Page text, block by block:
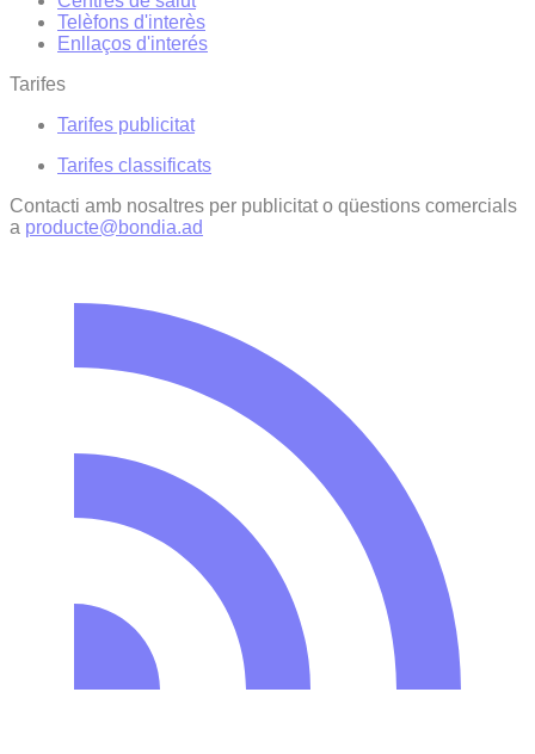
Telèfons d'interès
Enllaços d'interés
Tarifes
Tarifes publicitat
Tarifes classificats
Contacti amb nosaltres per publicitat o qüestions comercials
a producte@bondia.ad